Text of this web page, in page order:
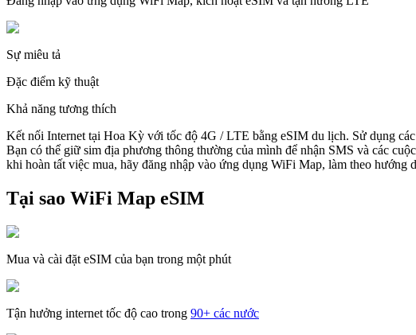
Sự miêu tả
Đặc điểm kỹ thuật
Khả năng tương thích
Kết nối Internet tại Hoa Kỳ với tốc độ 4G / LTE bằng eSIM du lịch. Sử dụng
Bạn có thể giữ sim địa phương thông thường của mình để nhận SMS và các
khi hoàn tất việc mua, hãy đăng nhập vào ứng dụng WiFi Map, làm theo
Tại sao WiFi Map eSIM
Mua và cài đặt eSIM của bạn trong một phút
Tận hưởng internet tốc độ cao trong 90+ các nước